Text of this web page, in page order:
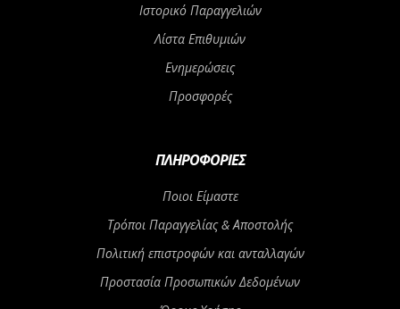
Ιστορικό Παραγγελιών
Λίστα Επιθυμιών
Ενημερώσεις
Προσφορές
ΠΛΗΡΟΦΟΡΊΕΣ
Ποιοι Είμαστε
Τρόποι Παραγγελίας & Αποστολής
Πολιτική επιστροφών και ανταλλαγών
Προστασία Προσωπικών Δεδομένων